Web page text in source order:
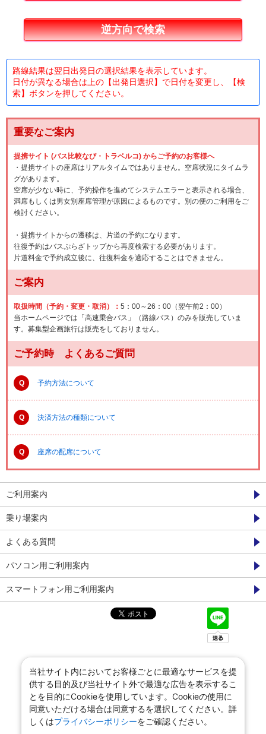
路線結果は翌日出発日の選択結果を表示しています。
日付が異なる場合は上の【出発日選択】で日付を変更し、【検
索】ボタンを押してください。
重要なご案内
提携サイト (バス比較なび・トラベルコ) からご予約のお客様へ
・提携サイトの座席はリアルタイムではありません。空席状況にタイムラ
グがあります。
空席が少ない時に、予約操作を進めてシステムエラーと表示される場合、
満席もしくは男女別座席管理が原因によるものです。別の便のご利用をご
検討ください。
・提携サイトからの遷移は、片道の予約になります。
往復予約はバスぷらざトップから再度検索する必要があります。
片道料金で予約成立後に、往復料金を適応することはできません。
ご案内
取扱時間（予約・変更・取消）： 5：00～26：00（翌午前2：00）
当ホームページでは「高速乗合バス」（路線バス）のみを販売していま
す。募集型企画旅行は販売をしておりません。
ご予約時 よくあるご質問
Q 予約方法について
Q 決済方法の種類について
Q 座席の配席について
ご利用案内
乗り場案内
よくある質問
パソコン用ご利用案内
スマートフォン用ご利用案内
当社サイト内においてお客様ごとに最適なサービスを提
供する目的及び当社サイト外で最適な広告を表示するこ
とを目的にCookieを使用しています。Cookieの使用に
同意いただける場合は同意するを選択してください。詳
しくはプライバシーポリシーをご確認ください。